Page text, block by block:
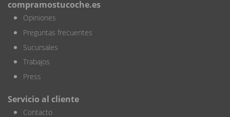
compramostucoche.es
Opiniones
Preguntas frecuentes
Sucursales
Trabajos
Press
Servicio al cliente
Contacto